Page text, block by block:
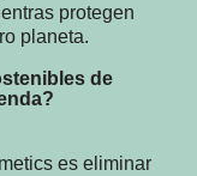
protegen
planeta.
de
es eliminar